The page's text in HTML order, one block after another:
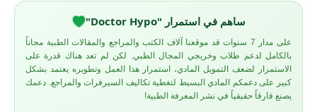
ساهم في استمرار "Doctor Hypo"
على مدار 7 سنوات قد موقعنا آلاف الكتب والمراجع والمقالات الطبية مجاناً
بالكامل لدعم طلاب وخريجي المجال الطبي. لكن لم تعد هناك قدرة على
الاستمرار لضعف التمويل المادي، استمرار هذا العمل وتطويره يعتمد بشكل
كبير على دعمكم المادي البسيط لتغطية تكاليف السيرفرات والمراجع. دعمك
يصنع فارقاً حقيقياً في نشر المعرفة الطبية!